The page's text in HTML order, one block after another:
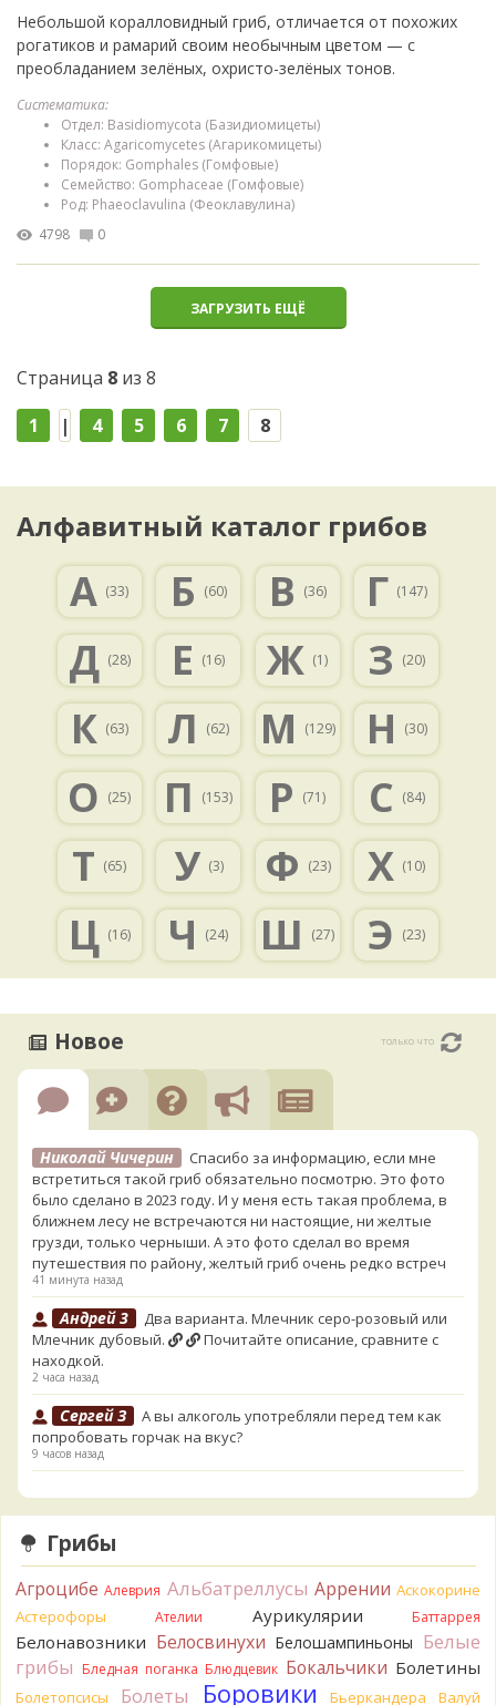
Небольшой коралловидный гриб, отличается от похожих
рогатиков и рамарий своим необычным цветом — с
преобладанием зелёных, охристо-зелёных тонов.
Систематика:
Отдел: Basidiomycota (Базидиомицеты)
Класс: Agaricomycetes (Агарикомицеты)
Порядок: Gomphales (Гомфовые)
Семейство: Gomphaceae (Гомфовые)
Род: Phaeoclavulina (Феоклавулина)
4798
0
ЗАГРУЗИТЬ ЕЩЁ
Страница 8 из 8
1
| 4 5 6 7 8
Алфавитный каталог грибов
А (33) Б (60) В (36) Г (147)
Д (28) Е (16) Ж (1) З (20)
К (63) Л (62) М (129) Н (30)
О (25) П (153) Р (71) С (84)
Т (65) У (3) Ф (23) Х (10)
Ц (16) Ч (24) Ш (27) Э (23)
Новое только что
Николай Чичерин
Спасибо за информацию, если мне
встретиться такой гриб обязательно посмотрю. Это фото
было сделано в 2023 году. И у меня есть такая проблема, в
ближнем лесу не встречаются ни настоящие, ни желтые
грузди, только черныши. А это фото сделал во время
путешествия по району, желтый гриб очень редко встреч
41 минута назад
Андрей 3
Два варианта. Млечник серо-розовый или
Млечник дубовый.
Почитайте описание, сравните с
находкой.
2 часа назад
Сергей З
А вы алкоголь употребляли перед тем как
попробовать горчак на вкус?
9 часов назад
лизнул, и пожевал, но горечи не почувствовал. Супруга
лизнула - ей горький, как таблетка. Детям тоже не горький.
То что это именно горчак сомнений нет. Но вот такие
индивидуальные вкусовые особенности.)Гриб, конечно,
выкинули.
14 часов назад
Verona Говорушка булавоногая могла бы вырасти...
15 часов назад
Грибы
Агроцибе Алеврия Альбатреллусы Аррении Аскокорине
Астерофоры
Ателии Аурикулярии Баттаррея
Белонавозники Белосвинухи Белошампиньоны Белые
грибы Бледная поганка Блюдцевик Бокальчики Болетины
Болетопсисы Болеты Боровики Бьеркандера Валуй